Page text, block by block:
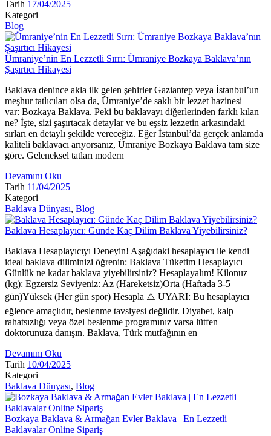
Tarih 17/04/2025
Kategori
Blog
Ümraniye’nin En Lezzetli Sırrı: Ümraniye Bozkaya Baklava’nın
Şaşırtıcı Hikayesi
Baklava denince akla ilk gelen şehirler Gaziantep veya İstanbul’un
meşhur tatlıcıları olsa da, Ümraniye’de saklı bir lezzet hazinesi
var: Bozkaya Baklava. Peki bu baklavayı diğerlerinden farklı kılan
ne? İşte, sizi şaşırtacak detaylar ve bu eşsiz lezzetin arkasındaki
sırları en detaylı şekilde vereceğiz. Eğer İstanbul’da gerçek anlamda
kaliteli baklavacı arıyorsanız, Ümraniye Bozkaya Baklava tam size
göre. Geleneksel tatları modern
Devamını Oku
Tarih 11/04/2025
Kategori
Baklava Dünyası, Blog
Baklava Hesaplayıcı: Günde Kaç Dilim Baklava Yiyebilirsiniz?
Baklava Hesaplayıcıyı Deneyin! Aşağıdaki hesaplayıcı ile kendi
ideal baklava diliminizi öğrenin: Baklava Tüketim Hesaplayıcı
Günlük ne kadar baklava yiyebilirsiniz? Hesaplayalım! Kilonuz
(kg): Egzersiz Seviyeniz: Az (Hareketsiz)Orta (Haftada 3-5
gün)Yüksek (Her gün spor) Hesapla ⚠️ UYARI: Bu hesaplayıcı
eğlence amaçlıdır, beslenme tavsiyesi değildir. Diyabet, kalp
rahatsızlığı veya özel beslenme programınız varsa lütfen
doktorunuza danışın. Baklava, Türk mutfağının en
Devamını Oku
Tarih 10/04/2025
Kategori
Baklava Dünyası, Blog
Bozkaya Baklava & Armağan Evler Baklava | En Lezzetli
Baklavalar Online Sipariş